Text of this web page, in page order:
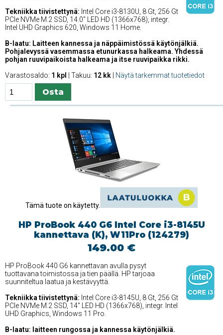
Tekniikka tiivistettynä: Intel Core i3-8130U, 8 Gt, 256 Gt
PCIe NVMe M.2 SSD, 14.0'' LED HD (1366x768), integr.
Intel UHD Graphics 620, Windows 11 Home.
B-laatu: Laitteen kannessa ja näppäimistössä käytönjälkiä.
Pohjalevyssä vasemmassa etunurkassa halkeama. Yhdessä
pohjan ruuvipaikoista halkeama ja itse ruuvipaikka rikki.
Varastosaldo: 1 kpl | Takuu: 12 kk Näytä tarkemmat tuotetiedot
Tämä tuote on käytetty.
HP ProBook 440 G6 Intel Core i3-8145U
kannettava (K), W11Pro (124279)
149.00 €
HP ProBook 440 G6 kannettavan avulla pysyt
tuottavana toimistossa ja tien päällä. HP tarjoaa
suunniteltua laatua ja kestävyyttä.
Tekniikka tiivistettynä: Intel Core i3-8145U, 8 Gt, 256 Gt
PCIe NVMe M.2 SSD, 14'' LED HD (1366x768), integr. Intel
UHD Graphics, Windows 11 Pro.
B-laatu: laitteen rungossa ja kannessa käytönjälkiä.